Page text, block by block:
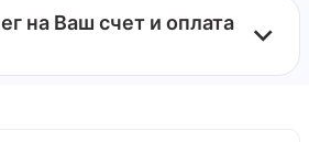
на Ваш счет и оплата